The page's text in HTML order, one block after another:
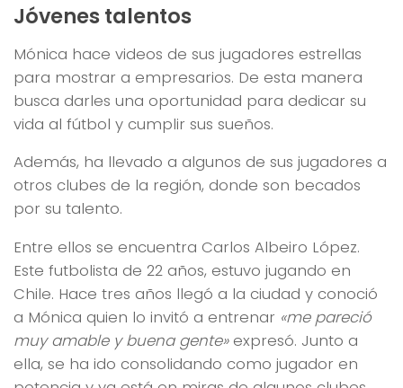
Jóvenes talentos
Mónica hace videos de sus jugadores estrellas
para mostrar a empresarios. De esta manera
busca darles una oportunidad para dedicar su
vida al fútbol y cumplir sus sueños.
Además, ha llevado a algunos de sus jugadores a
otros clubes de la región, donde son becados
por su talento.
Entre ellos se encuentra Carlos Albeiro López.
Este futbolista de 22 años, estuvo jugando en
Chile. Hace tres años llegó a la ciudad y conoció
a Mónica quien lo invitó a entrenar «me pareció
muy amable y buena gente»expresó. Junto a
ella, se ha ido consolidando como jugador en